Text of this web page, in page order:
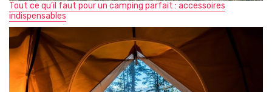
Tout ce qu’il faut pour un camping parfait : accessoires
indispensables